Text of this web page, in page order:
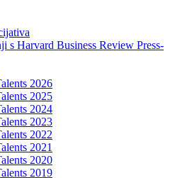
s Harvard Business Review Press-
2026
2025
2024
2023
2022
2021
2020
2019